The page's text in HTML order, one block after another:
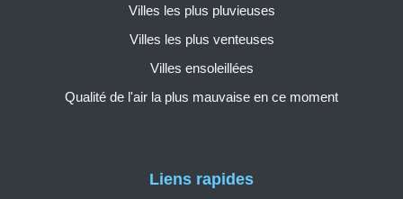
Liens rapides
Villes les plus pluvieuses
Villes les plus venteuses
Villes ensoleillées
Qualité de l'air la plus mauvaise en ce moment